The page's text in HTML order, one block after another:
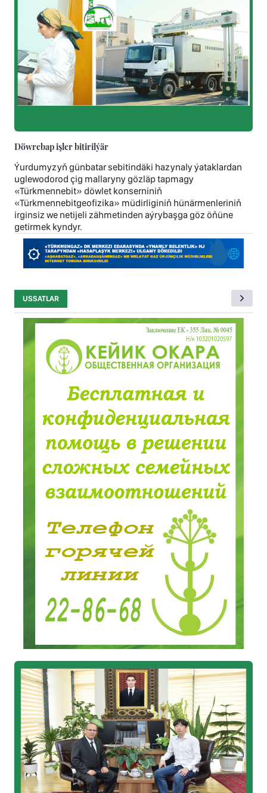
Döwrebap işler bitirilýär
Ýurdumyzyň günbatar sebitindäki hazynaly ýataklardan
uglewodorod çig mallaryny gözläp tapmagy
«Türkmennebit» döwlet konserniniň
«Türkmennebitgeofizika» müdirliginiň hünärmenleriniň
irginsiz we netijeli zähmetinden aýrybaşga göz öňüne
getirmek kyndyr.
USSATLAR